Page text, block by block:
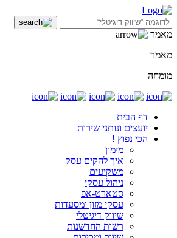
מאמר
מאמר
מומחה
דף הבית
יועצים ונותני שירות
הכי נפוץ !
מימון
איך להקים עסק
משקיעים
ניהול עסקי
סטארט-אפ
עסקי מזון ומסעדות
שיווק דיגיטלי
רשות החדשנות